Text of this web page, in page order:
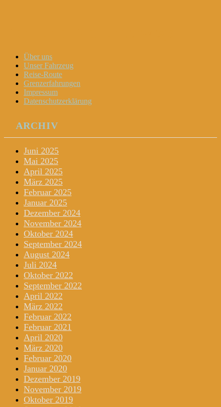
Menu
Widgets
Search
Skip
content
Über uns
Unser Fahrzeug
Reise-Route
Grenzerfahrungen
Impressum
Datenschutzerklärung
ARCHIV
Juni 2025
Mai 2025
April 2025
März 2025
Februar 2025
Januar 2025
Dezember 2024
November 2024
Oktober 2024
September 2024
August 2024
Juli 2024
Oktober 2022
September 2022
April 2022
März 2022
Februar 2022
Februar 2021
April 2020
März 2020
Februar 2020
Januar 2020
Dezember 2019
November 2019
Oktober 2019